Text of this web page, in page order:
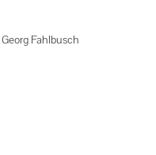
Georg Fahlbusch